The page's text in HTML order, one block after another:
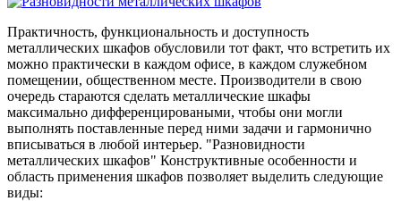
Практичность, функциональность и доступность
металлических шкафов обусловили тот факт, что встретить их
можно практически в каждом офисе, в каждом служебном
помещении, общественном месте. Производители в свою
очередь стараются сделать металлические шкафы
максимально дифференцироваными, чтобы они могли
выполнять поставленные перед ними задачи и гармонично
вписываться в любой интерьер. "Разновидности
металлических шкафов" Конструктивные особенности и
область применения шкафов позволяет выделить следующие
виды: